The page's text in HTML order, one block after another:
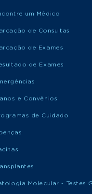
um Médico
de Consultas
de Exames
de Exames
e Convênios
de Cuidado
Molecular - Testes